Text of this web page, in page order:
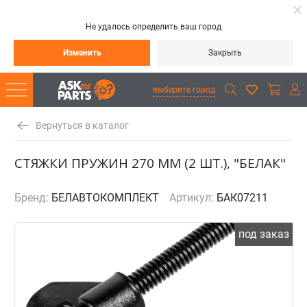
Не удалось определить ваш город
Изменить Закрыть
выберите город
Вернуться в каталог
СТЯЖКИ ПРУЖИН 270 ММ (2 ШТ.), "БЕЛАК"
Бренд: БЕЛАВТОКОМПЛЕКТ Артикул: БАК07211
под заказ